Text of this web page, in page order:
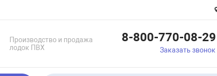
Производство и продажа
лодок ПВХ
8-800-770-08-29
Заказать звонок